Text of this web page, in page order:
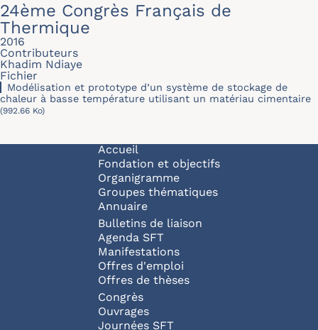
24ème Congrès Français de
Thermique
2016
Contributeurs
Khadim Ndiaye
Fichier
Modélisation et prototype d’un système de stockage de
chaleur à basse température utilisant un matériau cimentaire
(992.66 Ko)
Navigation principale
Accueil
Fondation et objectifs
Organigramme
Groupes thématiques
Annuaire
Bulletins de liaison
Agenda SFT
Manifestations
Offres d'emploi
Offres de thèses
Congrès
Ouvrages
Journées SFT